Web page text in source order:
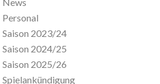
Personal
Saison 2023/24
Saison 2024/25
Saison 2025/26
Spielankündigung